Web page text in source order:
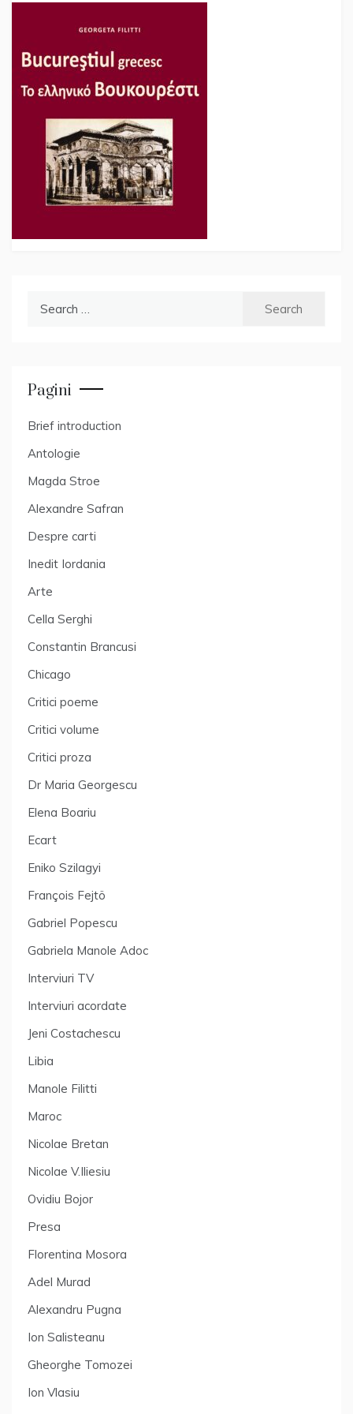
Pagini
Brief introduction
Antologie
Magda Stroe
Alexandre Safran
Despre carti
Inedit Iordania
Arte
Cella Serghi
Constantin Brancusi
Chicago
Critici poeme
Critici volume
Critici proza
Dr Maria Georgescu
Elena Boariu
Ecart
Eniko Szilagyi
François Fejtö
Gabriel Popescu
Gabriela Manole Adoc
Interviuri TV
Interviuri acordate
Jeni Costachescu
Libia
Manole Filitti
Maroc
Nicolae Bretan
Nicolae V.Iliesiu
Ovidiu Bojor
Presa
Florentina Mosora
Adel Murad
Alexandru Pugna
Ion Salisteanu
Gheorghe Tomozei
Ion Vlasiu